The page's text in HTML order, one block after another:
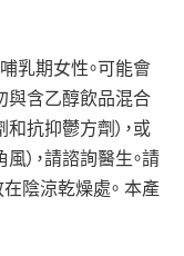
乳期女性。可能會
與含乙醇飲品混合
抗抑鬱方劑），或
），請諮詢醫生。請
陰涼乾燥處。 本產